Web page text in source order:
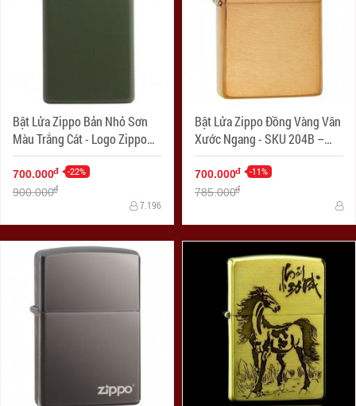
Bật Lửa Zippo Bản Nhỏ Sơn
Màu Trắng Cát - Logo Zippo
SKU 1627ZL- Zippo Slim®
Green Matte Zippo Logo
700.000đ -22%
900.000đ
7.196
Bật Lửa Zippo Đồng Vàng Vân
Xước Ngang - SKU 204B –
Zippo Brushed Brass
700.000đ -11%
785.000đ